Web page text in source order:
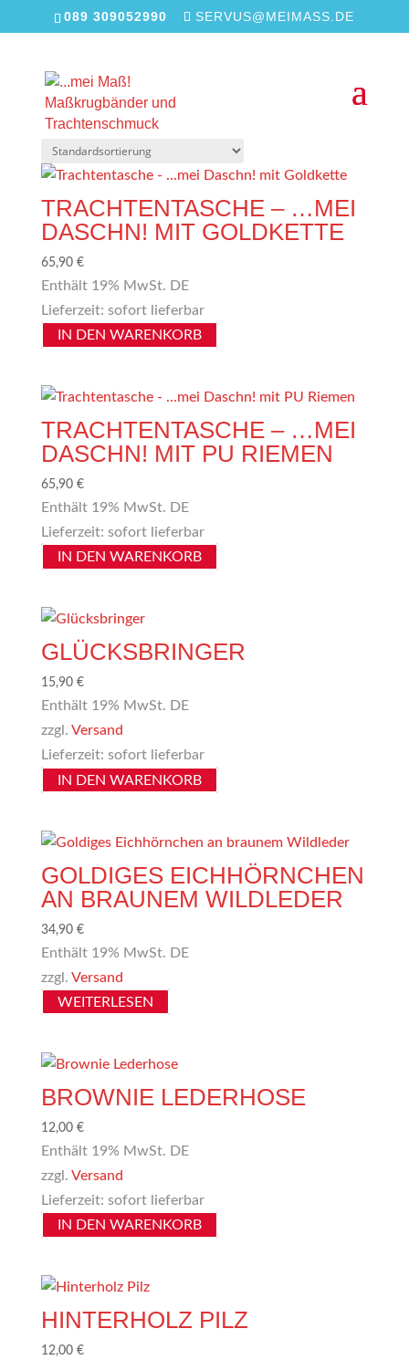
089 309052990 SERVUS@MEIMASS.DE
BRAUN
Alle 16 Ergebnisse werden angezeigt
TRACHTENTASCHE – …MEI
DASCHN! MIT GOLDKETTE
65,90 €
Enthält 19% MwSt. DE
Lieferzeit: sofort lieferbar
IN DEN WARENKORB
TRACHTENTASCHE – …MEI
DASCHN! MIT PU RIEMEN
65,90 €
Enthält 19% MwSt. DE
Lieferzeit: sofort lieferbar
IN DEN WARENKORB
GLÜCKSBRINGER
15,90 €
Enthält 19% MwSt. DE
zzgl. Versand
Lieferzeit: sofort lieferbar
IN DEN WARENKORB
GOLDIGES EICHHÖRNCHEN
AN BRAUNEM WILDLEDER
34,90 €
Enthält 19% MwSt. DE
zzgl. Versand
WEITERLESEN
BROWNIE LEDERHOSE
12,00 €
Enthält 19% MwSt. DE
zzgl. Versand
Lieferzeit: sofort lieferbar
IN DEN WARENKORB
HINTERHOLZ PILZ
12,00 €